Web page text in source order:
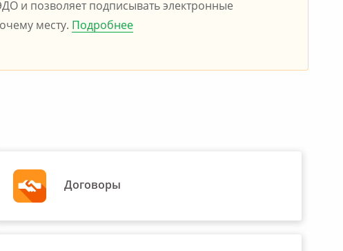
и позволяет подписывать электронные
месту.
Подробнее
Договоры